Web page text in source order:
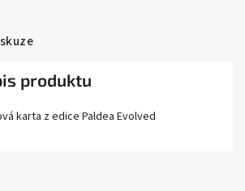
produktu
karta z edice Paldea Evolved